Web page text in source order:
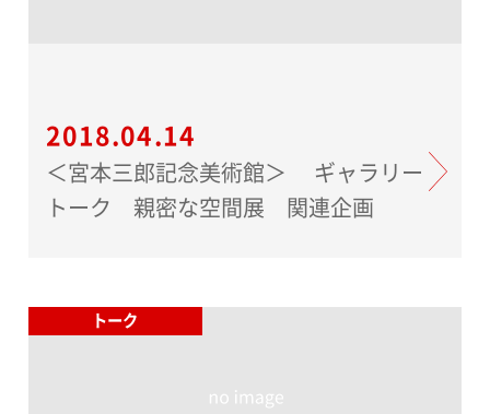
2018.04.14
＜宮本三郎記念美術館＞ ギャラリー
トーク 親密な空間展 関連企画
トーク